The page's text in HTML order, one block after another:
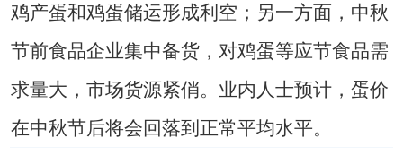
鸡产蛋和鸡蛋储运形成利空；另一方面，中秋
节前食品企业集中备货，对鸡蛋等应节食品需
求量大，市场货源紧俏。业内人士预计，蛋价
在中秋节后将会回落到正常平均水平。